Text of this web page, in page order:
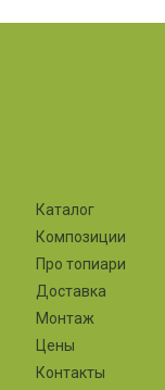
Каталог
Композиции
Про топиари
Доставка
Монтаж
Цены
Контакты